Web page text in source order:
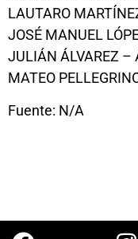
LAUTARO
JOSÉ MANUEL
JULIÁN ÁLVAREZ
MATEO
Fuente: N/A